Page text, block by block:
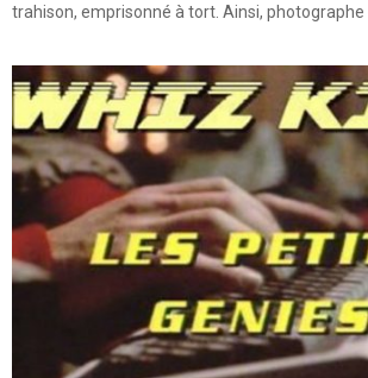
trahison, emprisonné à tort. Ainsi, photographe